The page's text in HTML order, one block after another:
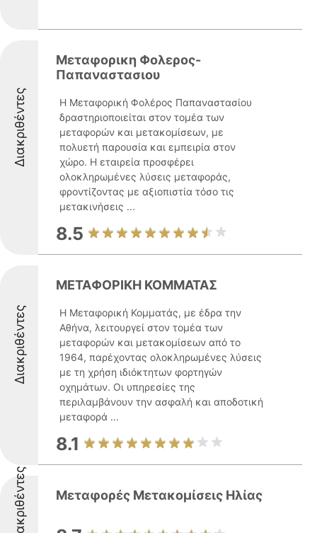
Διακριθέντες
Μεταφορικη Φολερος-
Παπαναστασιου
Η Μεταφορική Φολέρος Παπαναστασίου
δραστηριοποιείται στον τομέα των
μεταφορών και μετακομίσεων, με
πολυετή παρουσία και εμπειρία στον
χώρο. Η εταιρεία προσφέρει
ολοκληρωμένες λύσεις μεταφοράς,
φροντίζοντας με αξιοπιστία τόσο τις
μετακινήσεις ...
8.5
Διακριθέντες
ΜΕΤΑΦΟΡΙΚΗ ΚΟΜΜΑΤΑΣ
Η Μεταφορική Κομματάς, με έδρα την
Αθήνα, λειτουργεί στον τομέα των
μεταφορών και μετακομίσεων από το
1964, παρέχοντας ολοκληρωμένες λύσεις
με τη χρήση ιδιόκτητων φορτηγών
οχημάτων. Οι υπηρεσίες της
περιλαμβάνουν την ασφαλή και αποδοτική
μεταφορά ...
8.1
Διακριθέντες Μεταφορές Μετακομίσεις Ηλίας